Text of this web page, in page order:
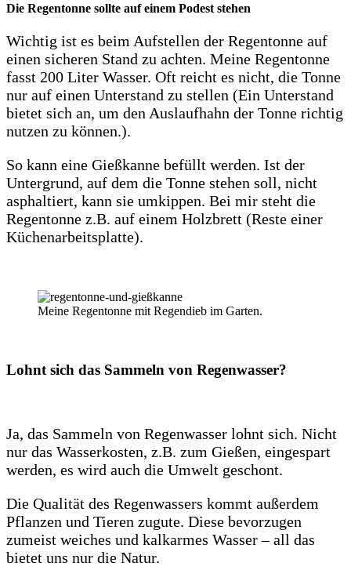
Die Regentonne sollte auf einem Podest stehen
Wichtig ist es beim Aufstellen der Regentonne auf
einen sicheren Stand zu achten. Meine Regentonne
fasst 200 Liter Wasser. Oft reicht es nicht, die Tonne
nur auf einen Unterstand zu stellen (Ein Unterstand
bietet sich an, um den Auslaufhahn der Tonne richtig
nutzen zu können.).
So kann eine Gießkanne befüllt werden. Ist der
Untergrund, auf dem die Tonne stehen soll, nicht
asphaltiert, kann sie umkippen. Bei mir steht die
Regentonne z.B. auf einem Holzbrett (Reste einer
Küchenarbeitsplatte).
Meine Regentonne mit Regendieb im Garten.
Lohnt sich das Sammeln von Regenwasser?
Ja, das Sammeln von Regenwasser lohnt sich. Nicht
nur das Wasserkosten, z.B. zum Gießen, eingespart
werden, es wird auch die Umwelt geschont.
Die Qualität des Regenwassers kommt außerdem
Pflanzen und Tieren zugute. Diese bevorzugen
zumeist weiches und kalkarmes Wasser – all das
bietet uns nur die Natur.